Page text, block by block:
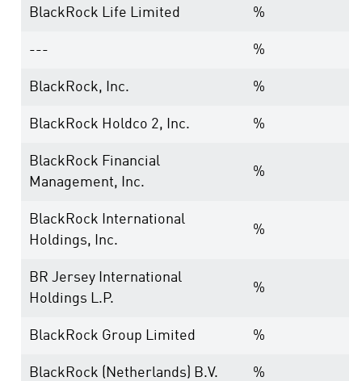
BlackRock Life Limited %
--- %
BlackRock, Inc. %
BlackRock Holdco 2, Inc. %
BlackRock Financial
Management, Inc.
%
BlackRock International
Holdings, Inc.
%
BR Jersey International
Holdings L.P.
%
BlackRock Group Limited %
BlackRock (Netherlands) B.V. %